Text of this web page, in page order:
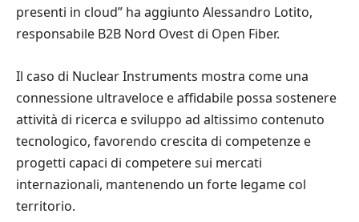
presenti in cloud” ha aggiunto Alessandro Lotito,
responsabile B2B Nord Ovest di Open Fiber.
Il caso di Nuclear Instruments mostra come una
connessione ultraveloce e affidabile possa sostenere
attività di ricerca e sviluppo ad altissimo contenuto
tecnologico, favorendo crescita di competenze e
progetti capaci di competere sui mercati
internazionali, mantenendo un forte legame col
territorio.